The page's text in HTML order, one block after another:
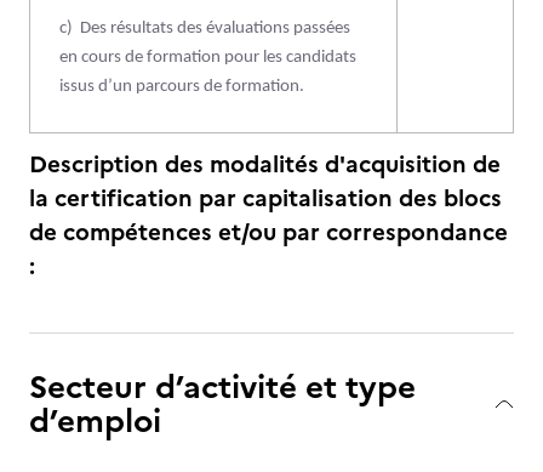
c) Des résultats des évaluations passées
en cours de formation pour les candidats
issus d’un parcours de formation.
Description des modalités d'acquisition de
la certification par capitalisation des blocs
de compétences et/ou par correspondance
:
Secteur d’activité et type
d’emploi